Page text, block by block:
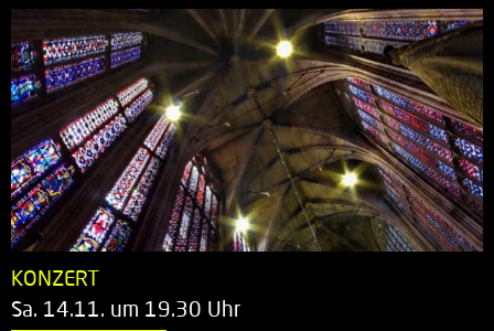
KONZERT
Sa. 14.11. um 19.30 Uhr